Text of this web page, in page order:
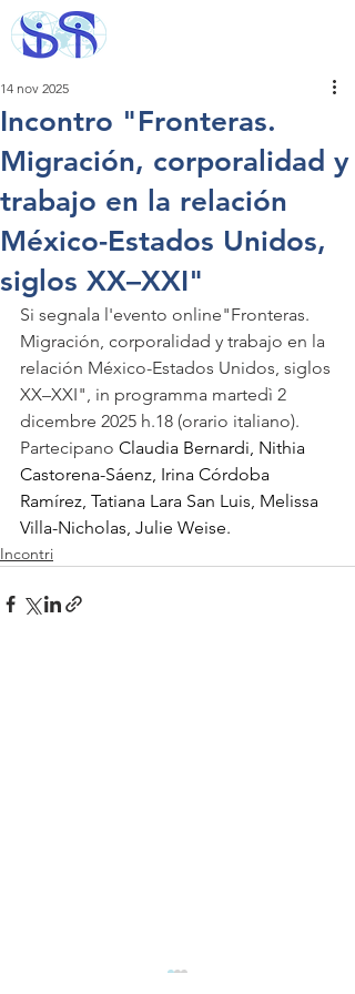
Incontro "Fronteras.
Migración, corporalidad y
trabajo en la relación
México-Estados Unidos,
siglos XX–XXI"
14 nov 2025
Si segnala l'evento online"Fronteras.
Migración, corporalidad y trabajo en la
relación México-Estados Unidos, siglos
XX–XXI", in programma martedì 2
dicembre 2025 h.18 (orario italiano).
Partecipano Claudia Bernardi, Nithia
Castorena-Sáenz, Irina Córdoba
Ramírez, Tatiana Lara San Luis, Melissa
Villa-Nicholas, Julie Weise.
Incontri